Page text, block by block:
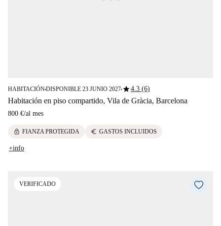
HABITACIÓN■DISPONIBLE 23 JUNIO 2027■star4.3 (6)
Habitación en piso compartido, Vila de Gràcia, Barcelona
800 €/al mes
lock FIANZA PROTEGIDA euro GASTOS INCLUIDOS
+info
VERIFICADO